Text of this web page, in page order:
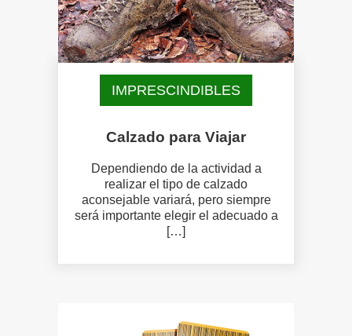
IMPRESCINDIBLES
Calzado para Viajar
Dependiendo de la actividad a
realizar el tipo de calzado
aconsejable variará, pero siempre
será importante elegir el adecuado a
[…]